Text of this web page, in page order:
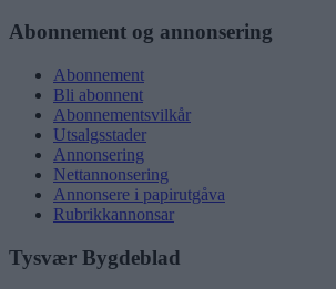
Abonnement og annonsering
Abonnement
Bli abonnent
Abonnementsvilkår
Utsalgsstader
Annonsering
Nettannonsering
Annonsere i papirutgåva
Rubrikkannonsar
Tysvær Bygdeblad